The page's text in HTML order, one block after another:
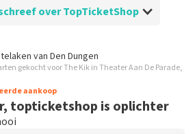
over TopTicketShop
over TopTicketShop
en levering van de
van Den Dungen
gekocht voor The Kik in Theater Aan De Parade,
aankoop
topticketshop is oplichter